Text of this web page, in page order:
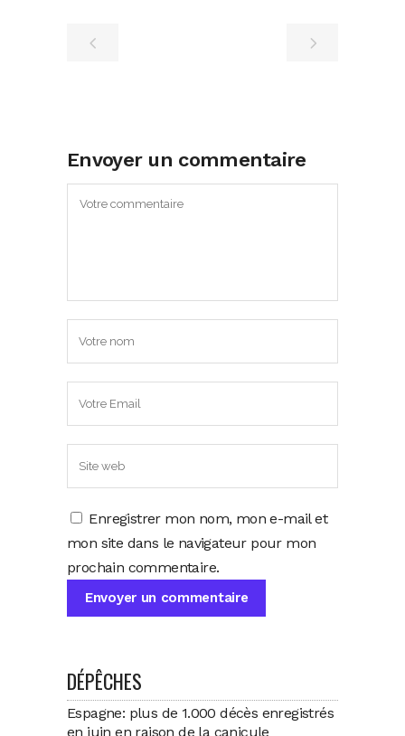
Envoyer un commentaire
Enregistrer mon nom, mon e-mail et
mon site dans le navigateur pour mon
prochain commentaire.
DÉPÊCHES
Espagne: plus de 1.000 décès enregistrés
en juin en raison de la canicule